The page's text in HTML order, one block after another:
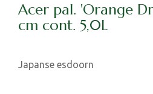
Acer pal. 'Orange
cm cont. 5,0L
Japanse esdoorn